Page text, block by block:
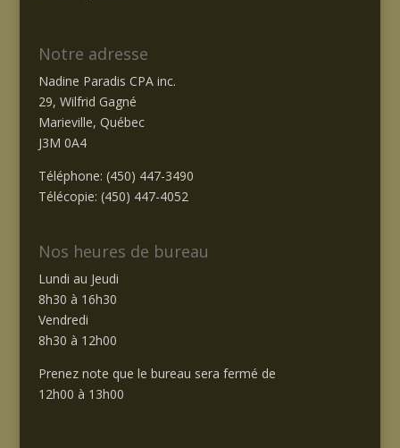
Notre adresse
Nadine Paradis CPA inc.
29, Wilfrid Gagné
Marieville, Québec
J3M 0A4
Téléphone: (450) 447-3490
Télécopie: (450) 447-4052
Nos heures de bureau
Lundi au Jeudi
8h30 à 16h30
Vendredi
8h30 à 12h00
Prenez note que le bureau sera fermé de
12h00 à 13h00